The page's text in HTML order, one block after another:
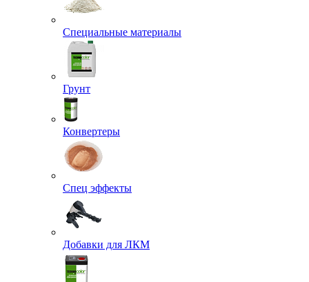
Специальные материалы
Грунт
Конвертеры
Спец эффекты
Добавки для ЛКМ